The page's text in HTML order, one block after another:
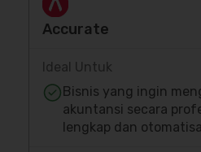
Accurate
Ideal Untuk
Bisnis yang ingin
akuntansi secara
lengkap dan